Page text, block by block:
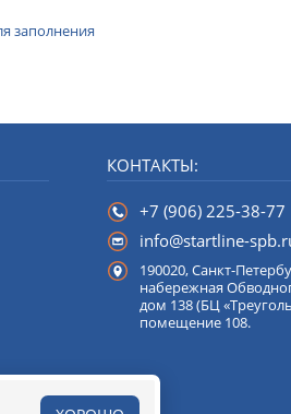
заполнения
КОНТАКТЫ:
+7 (906) 225-38-77
info@startline-
190020,Санкт-
набережная
дом 138 (БЦ
помещение 108.